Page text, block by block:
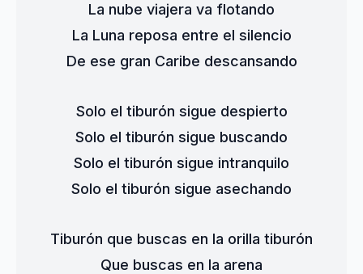
La nube viajera va flotando
La Luna reposa entre el silencio
De ese gran Caribe descansando
Solo el tiburón sigue despierto
Solo el tiburón sigue buscando
Solo el tiburón sigue intranquilo
Solo el tiburón sigue asechando
Tiburón que buscas en la orilla tiburón
Que buscas en la arena